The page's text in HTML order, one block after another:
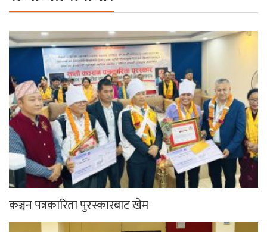
कञ्चन पत्रकारिता पुरस्कारबाट खेम